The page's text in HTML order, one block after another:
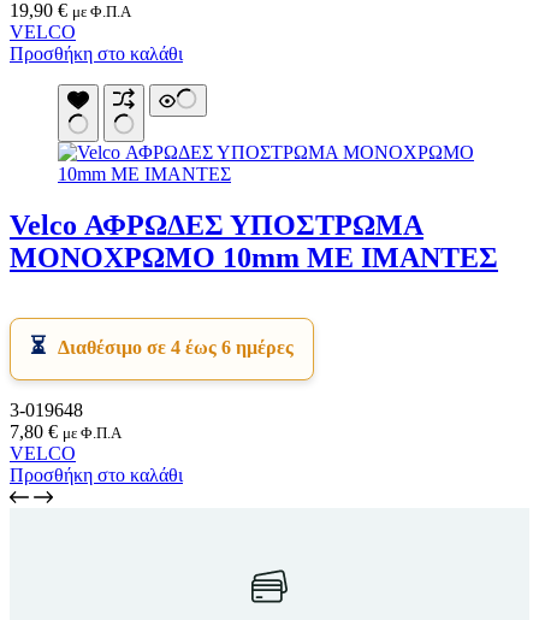
19,90 € με Φ.Π.Α
VELCO
Προσθήκη στο καλάθι
Velco ΑΦΡΩΔΕΣ ΥΠΟΣΤΡΩΜΑ
ΜΟΝΟΧΡΩΜΟ 10mm ΜΕ ΙΜΑΝΤΕΣ
Διαθέσιμο σε 4 έως 6 ημέρες
3-019648
7,80 € με Φ.Π.Α
VELCO
Προσθήκη στο καλάθι